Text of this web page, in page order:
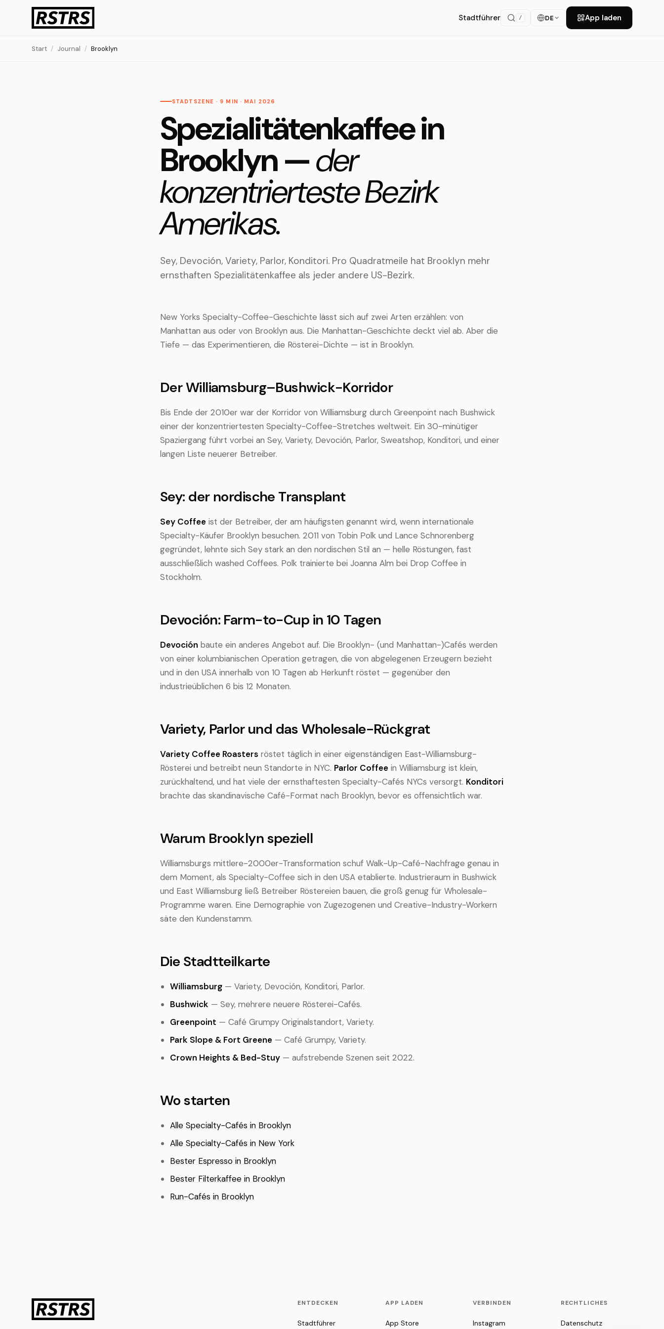
Stadtführer / DE App laden
Start / Journal / Brooklyn
STADTSZENE · 9 MIN · MAI 2026
Spezialitätenkaffee in
Brooklyn —der
konzentrierteste Bezirk
Amerikas.
Sey, Devoción, Variety, Parlor, Konditori. Pro Quadratmeile hat Brooklyn mehr
ernsthaften Spezialitätenkaffee als jeder andere US-Bezirk.
New Yorks Specialty-Coffee-Geschichte lässt sich auf zwei Arten erzählen: von
Manhattan aus oder von Brooklyn aus. Die Manhattan-Geschichte deckt viel ab. Aber die
Tiefe — das Experimentieren, die Rösterei-Dichte — ist in Brooklyn.
Der Williamsburg–Bushwick-Korridor
Bis Ende der 2010er war der Korridor von Williamsburg durch Greenpoint nach Bushwick
einer der konzentriertesten Specialty-Coffee-Stretches weltweit. Ein 30-minütiger
Spaziergang führt vorbei an Sey, Variety, Devoción, Parlor, Sweatshop, Konditori, und einer
langen Liste neuerer Betreiber.
Sey: der nordische Transplant
Sey Coffee ist der Betreiber, der am häufigsten genannt wird, wenn internationale
Specialty-Käufer Brooklyn besuchen. 2011 von Tobin Polk und Lance Schnorenberg
gegründet, lehnte sich Sey stark an den nordischen Stil an — helle Röstungen, fast
ausschließlich washed Coffees. Polk trainierte bei Joanna Alm bei Drop Coffee in
Stockholm.
Devoción: Farm-to-Cup in 10 Tagen
Devoción baute ein anderes Angebot auf. Die Brooklyn- (und Manhattan-)Cafés werden
von einer kolumbianischen Operation getragen, die von abgelegenen Erzeugern bezieht
und in den USA innerhalb von 10 Tagen ab Herkunft röstet — gegenüber den
industrieüblichen 6 bis 12 Monaten.
Variety, Parlor und das Wholesale-Rückgrat
Variety Coffee Roasters röstet täglich in einer eigenständigen East-Williamsburg-
Rösterei und betreibt neun Standorte in NYC. Parlor Coffee in Williamsburg ist klein,
zurückhaltend, und hat viele der ernsthaftesten Specialty-Cafés NYCs versorgt. Konditori
brachte das skandinavische Café-Format nach Brooklyn, bevor es offensichtlich war.
Warum Brooklyn speziell
Williamsburgs mittlere-2000er-Transformation schuf Walk-Up-Café-Nachfrage genau in
dem Moment, als Specialty-Coffee sich in den USA etablierte. Industrieraum in Bushwick
und East Williamsburg ließ Betreiber Röstereien bauen, die groß genug für Wholesale-
Programme waren. Eine Demographie von Zugezogenen und Creative-Industry-Workern
säte den Kundenstamm.
Die Stadtteilkarte
Williamsburg — Variety, Devoción, Konditori, Parlor.
Bushwick — Sey, mehrere neuere Rösterei-Cafés.
Greenpoint — Café Grumpy Originalstandort, Variety.
Park Slope & Fort Greene — Café Grumpy, Variety.
Crown Heights & Bed-Stuy — aufstrebende Szenen seit 2022.
Wo starten
Alle Specialty-Cafés in Brooklyn
Alle Specialty-Cafés in New York
Bester Espresso in Brooklyn
Bester Filterkaffee in Brooklyn
Run-Cafés in Brooklyn
ENTDECKEN
Stadtführer
APP LADEN
App Store
VERBINDEN
Instagram
RECHTLICHES
Datenschutz